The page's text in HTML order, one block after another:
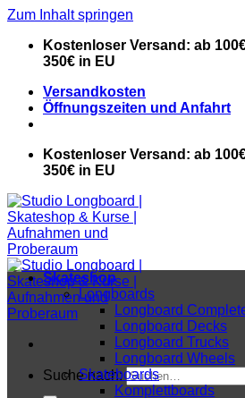
Zum Inhalt springen
Kostenloser Versand: ab
350€ in EU
Versandkosten
Öffnungszeiten und Anfahrt
Kostenloser Versand: ab
350€ in EU
Suche nach:
Skateshop
Longboards
Longboard
Longboard Decks
Longboard Trucks
Longboard Wheels
Skateboards
Komplettboards